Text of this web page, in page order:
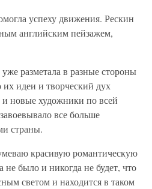
успеху движения. Рескин
английским пейзажем,
разметала в разные стороны
их идеи и творческий дух
новые художники по всей
все больше
страны.
красивую романтическую
не было и никогда не будет, что
светом и находится в таком